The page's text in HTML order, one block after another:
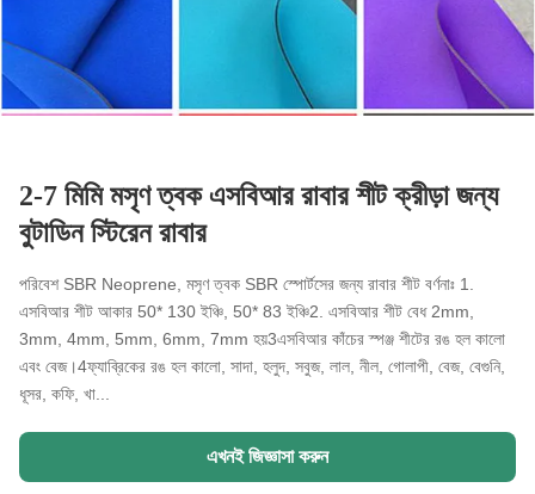
2-7 মিমি মসৃণ ত্বক এসবিআর রাবার শীট ক্রীড়া জন্য
বুটাডিন স্টিরেন রাবার
পরিবেশ SBR Neoprene, মসৃণ ত্বক SBR স্পোর্টসের জন্য রাবার শীট বর্ণনাঃ 1.
এসবিআর শীট আকার 50* 130 ইঞ্চি, 50* 83 ইঞ্চি2. এসবিআর শীট বেধ 2mm,
3mm, 4mm, 5mm, 6mm, 7mm হয়3এসবিআর কাঁচের স্পঞ্জ শীটের রঙ হল কালো
এবং বেজ।4ফ্যাব্রিকের রঙ হল কালো, সাদা, হলুদ, সবুজ, লাল, নীল, গোলাপী, বেজ, বেগুনি,
ধূসর, কফি, খা...
এখনই জিজ্ঞাসা করুন